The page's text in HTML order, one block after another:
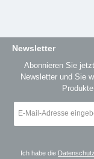
Newsletter
Abonnieren Sie
Newsletter und Sie
Mail-
Ich habe die